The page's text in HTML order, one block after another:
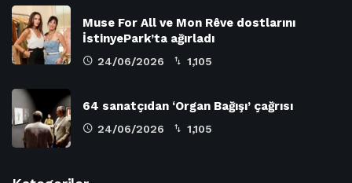
Muse For All ve Mon Rêve dostlarını
İstinyePark’ta ağırladı
24/06/2026 1,105
64 sanatçıdan ‘Organ Bağışı’ çağrısı
24/06/2026 1,105